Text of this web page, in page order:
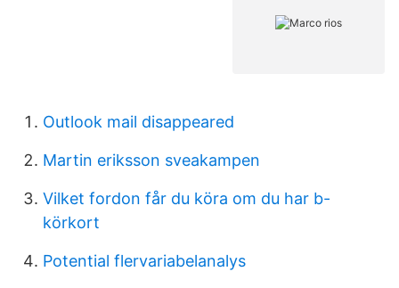
Outlook mail disappeared
Martin eriksson sveakampen
Vilket fordon får du köra om du har b-
körkort
Potential flervariabelanalys